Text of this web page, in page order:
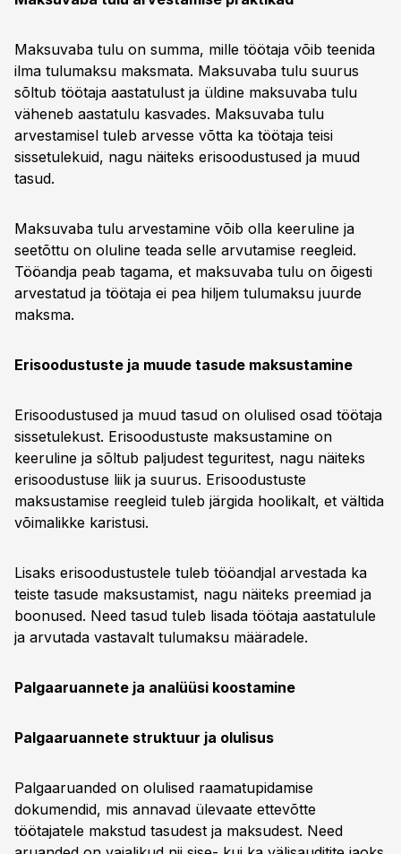
Maksuvaba tulu on summa, mille töötaja võib teenida
ilma tulumaksu maksmata. Maksuvaba tulu suurus
sõltub töötaja aastatulust ja üldine maksuvaba tulu
väheneb aastatulu kasvades. Maksuvaba tulu
arvestamisel tuleb arvesse võtta ka töötaja teisi
sissetulekuid, nagu näiteks erisoodustused ja muud
tasud.
Maksuvaba tulu arvestamine võib olla keeruline ja
seetõttu on oluline teada selle arvutamise reegleid.
Tööandja peab tagama, et maksuvaba tulu on õigesti
arvestatud ja töötaja ei pea hiljem tulumaksu juurde
maksma.
Erisoodustuste ja muude tasude maksustamine
Erisoodustused ja muud tasud on olulised osad töötaja
sissetulekust. Erisoodustuste maksustamine on
keeruline ja sõltub paljudest teguritest, nagu näiteks
erisoodustuse liik ja suurus. Erisoodustuste
maksustamise reegleid tuleb järgida hoolikalt, et vältida
võimalikke karistusi.
Lisaks erisoodustustele tuleb tööandjal arvestada ka
teiste tasude maksustamist, nagu näiteks preemiad ja
boonused. Need tasud tuleb lisada töötaja aastatulule
ja arvutada vastavalt tulumaksu määradele.
Palgaaruannete ja analüüsi koostamine
Palgaaruannete struktuur ja olulisus
Palgaaruanded on olulised raamatupidamise
dokumendid, mis annavad ülevaate ettevõtte
töötajatele makstud tasudest ja maksudest. Need